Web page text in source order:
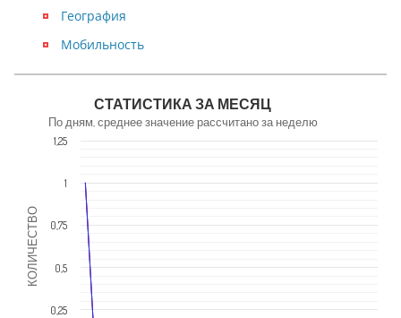
География
Мобильность
КОЛИЧЕСТВО
СТАТИСТИКА ЗА МЕСЯЦ
По дням, среднее значение рассчитано за неделю
0,25
0,5
0,75
1
1,25